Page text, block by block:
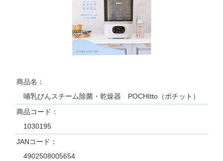
商品名
哺乳びんスチーム除菌・乾燥器 POCHItto（ポチット）
商品コード
1030195
JANコード
4902508005654